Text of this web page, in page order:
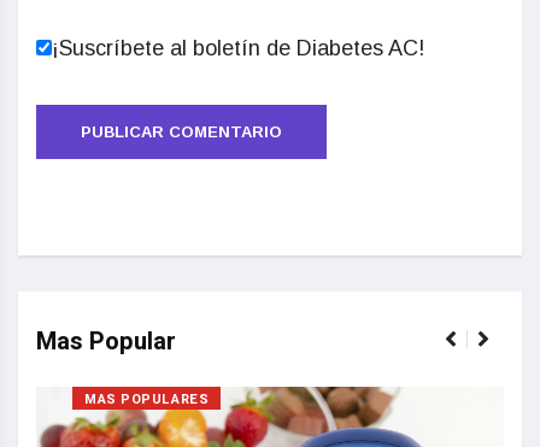
¡Suscríbete al boletín de Diabetes AC!
Mas Popular
MAS POPULARES